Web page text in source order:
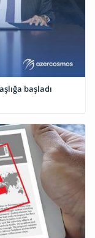
başladı